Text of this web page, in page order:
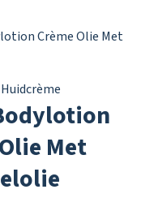
Met